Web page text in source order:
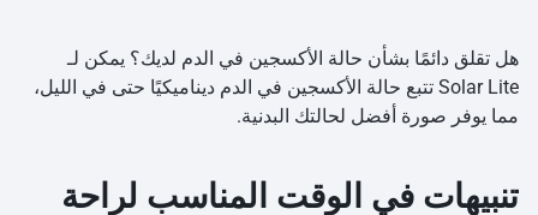
هل تقلق دائمًا بشأن حالة الأكسجين في الدم لديك؟ يمكن لـ
Solar Lite تتبع حالة الأكسجين في الدم ديناميكيًا حتى في الليل،
مما يوفر صورة أفضل لحالتك البدنية.
تنبيهات في الوقت المناسب لراحة